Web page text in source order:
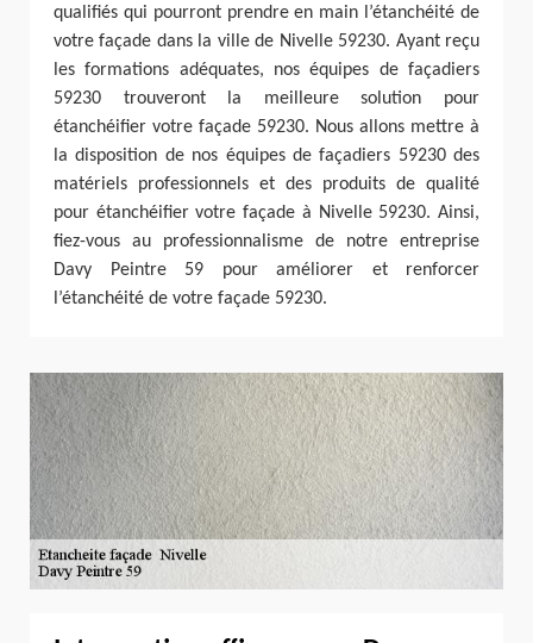
qualifiés qui pourront prendre en main l’étanchéité de
votre façade dans la ville de Nivelle 59230. Ayant reçu
les formations adéquates, nos équipes de façadiers
59230 trouveront la meilleure solution pour
étanchéifier votre façade 59230. Nous allons mettre à
la disposition de nos équipes de façadiers 59230 des
matériels professionnels et des produits de qualité
pour étanchéifier votre façade à Nivelle 59230. Ainsi,
fiez-vous au professionnalisme de notre entreprise
Davy Peintre 59 pour améliorer et renforcer
l’étanchéité de votre façade 59230.